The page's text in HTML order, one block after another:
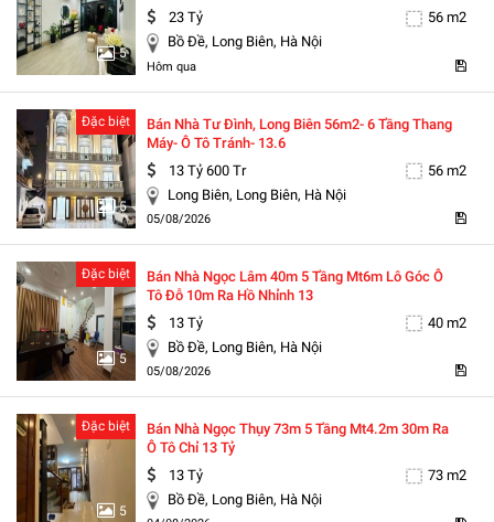
5
23 Tỷ
56 m2
Bồ Đề, Long Biên, Hà Nội
Hôm qua
5
Đặc biệt
Bán Nhà Tư Đình, Long Biên 56m2- 6 Tầng Thang
Máy- Ô Tô Tránh- 13.6
13 Tỷ 600 Tr
56 m2
Long Biên, Long Biên, Hà Nội
05/08/2026
5
Đặc biệt
Bán Nhà Ngọc Lâm 40m 5 Tầng Mt6m Lô Góc Ô
Tô Đỗ 10m Ra Hồ Nhỉnh 13
13 Tỷ
40 m2
Bồ Đề, Long Biên, Hà Nội
05/08/2026
5
Đặc biệt
Bán Nhà Ngọc Thụy 73m 5 Tầng Mt4.2m 30m Ra
Ô Tô Chỉ 13 Tỷ
13 Tỷ
73 m2
Bồ Đề, Long Biên, Hà Nội